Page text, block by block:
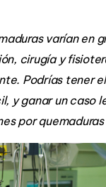
varían en
cirugía y
Podrías tener
y ganar un caso
por